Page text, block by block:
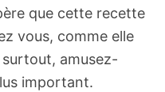
que cette recette
vous, comme elle
surtout, amusez-
important.